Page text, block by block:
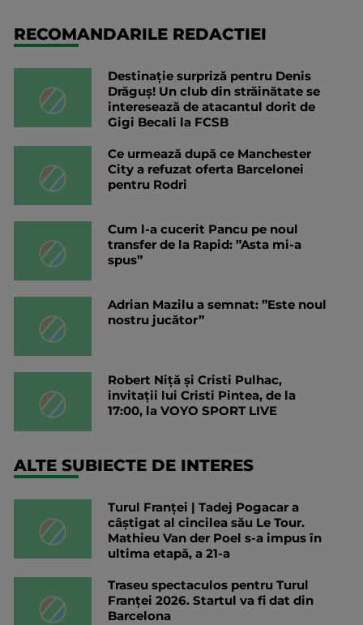
RECOMANDARILE REDACTIEI
Destinație surpriză pentru Denis
Drăguș! Un club din străinătate se
interesează de atacantul dorit de
Gigi Becali la FCSB
Ce urmează după ce Manchester
City a refuzat oferta Barcelonei
pentru Rodri
Cum l-a cucerit Pancu pe noul
transfer de la Rapid: ”Asta mi-a
spus”
Adrian Mazilu a semnat: ”Este noul
nostru jucător”
Robert Niță și Cristi Pulhac,
invitații lui Cristi Pintea, de la
17:00, la VOYO SPORT LIVE
ALTE SUBIECTE DE INTERES
Turul Franţei | Tadej Pogacar a
câştigat al cincilea său Le Tour.
Mathieu Van der Poel s-a impus în
ultima etapă, a 21-a
Traseu spectaculos pentru Turul
Franței 2026. Startul va fi dat din
Barcelona